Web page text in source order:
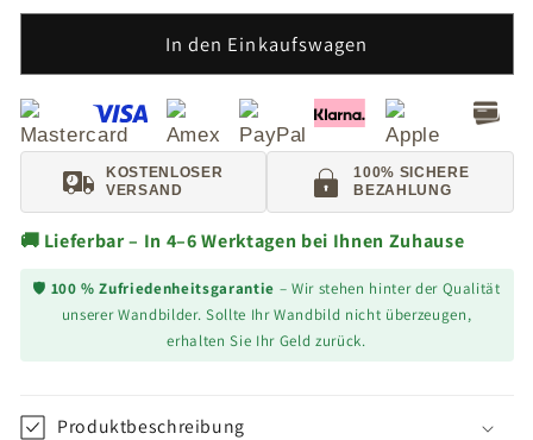
In den Einkaufswagen
KOSTENLOSER
VERSAND
100% SICHERE
BEZAHLUNG
🚚 Lieferbar – In 4–6 Werktagen bei Ihnen Zuhause
🛡️ 100 % Zufriedenheitsgarantie – Wir stehen hinter der Qualität
unserer Wandbilder. Sollte Ihr Wandbild nicht überzeugen,
erhalten Sie Ihr Geld zurück.
Produktbeschreibung